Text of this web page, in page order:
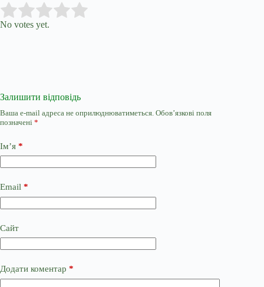
Rate this item:
No votes yet.
Залишити відповідь
Ваша e-mail адреса не оприлюднюватиметься. Обов’язкові поля
позначені *
Ім’я *
Email *
Сайт
Додати коментар *